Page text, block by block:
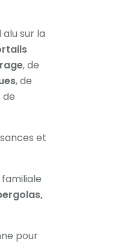
sur la
, de
, de
et
pour